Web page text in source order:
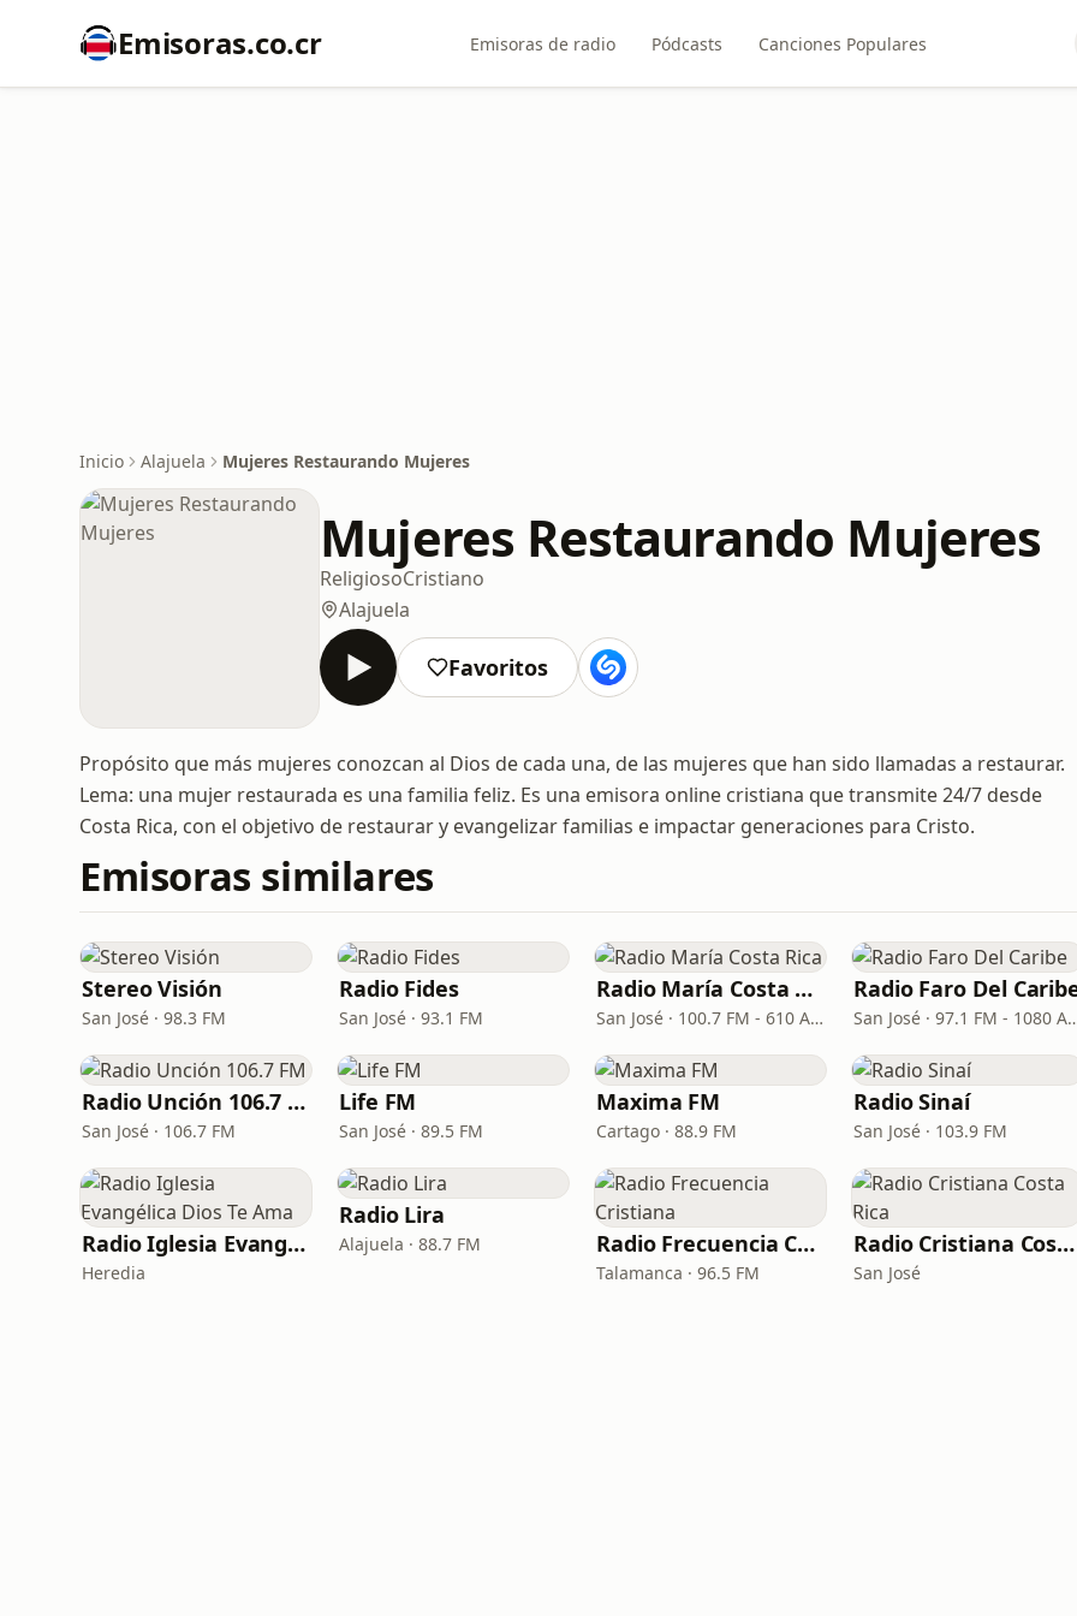
Emisoras.co.cr Emisoras de radio Pódcasts Canciones Populares
Inicio Alajuela Mujeres Restaurando Mujeres
Mujeres Restaurando Mujeres
ReligiosoCristiano
Alajuela
Favoritos
Propósito que más mujeres conozcan al Dios de cada una, de las mujeres que han sido llamadas a restaurar.
Lema: una mujer restaurada es una familia feliz. Es una emisora online cristiana que transmite 24/7 desde
Costa Rica, con el objetivo de restaurar y evangelizar familias e impactar generaciones para Cristo.
Emisoras similares
Stereo Visión
San José · 98.3 FM
Radio Fides
San José · 93.1 FM
Radio María Costa Rica
San José · 100.7 FM - 610 AM
Radio Faro Del
San José ·
Radio Unción 106.7 FM
San José · 106.7 FM
Life FM
San José · 89.5 FM
Maxima FM
Cartago · 88.9 FM
Radio Sinaí
San José · 103.9 FM
Radio Iglesia Evangélica Dios Te Ama
Heredia
Radio Lira
Alajuela · 88.7 FM Radio Frecuencia Cristiana
Talamanca · 96.5 FM
Radio Cristiana Costa Rica
San José